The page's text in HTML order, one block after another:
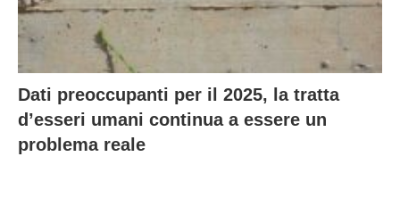
Dati preoccupanti per il 2025, la tratta
d’esseri umani continua a essere un
problema reale